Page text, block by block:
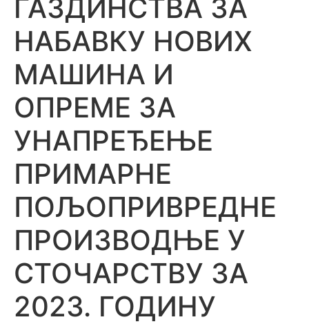
ГАЗДИНСТВА ЗА
НАБАВКУ НОВИХ
МАШИНА И
ОПРЕМЕ ЗА
УНАПРЕЂЕЊЕ
ПРИМАРНЕ
ПОЉОПРИВРЕДНЕ
ПРОИЗВОДЊЕ У
СТОЧАРСТВУ ЗА
2023. ГОДИНУ